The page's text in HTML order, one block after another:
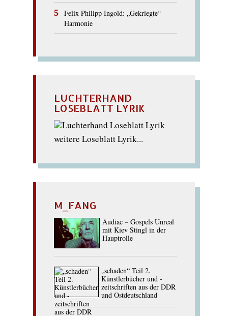
Felix Philipp Ingold: „Gekriegte“
Harmonie
LUCHTERHAND
LOSEBLATT LYRIK
weitere Loseblatt Lyrik...
M_FANG
Audiac – Gospels Unreal
mit Kiev Stingl in der
Hauptrolle
„schaden“ Teil 2.
Künstlerbücher und -
zeitschriften aus der DDR
und Ostdeutschland